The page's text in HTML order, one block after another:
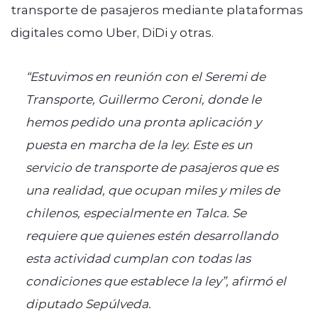
transporte de pasajeros mediante plataformas
digitales como Uber, DiDi y otras.
“Estuvimos en reunión con el Seremi de
Transporte, Guillermo Ceroni, donde le
hemos pedido una pronta aplicación y
puesta en marcha de la ley. Este es un
servicio de transporte de pasajeros que es
una realidad, que ocupan miles y miles de
chilenos, especialmente en Talca. Se
requiere que quienes estén desarrollando
esta actividad cumplan con todas las
condiciones que establece la ley”, afirmó el
diputado Sepúlveda.